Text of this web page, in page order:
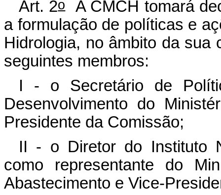
Art. 2oA CMCH tomará
a formulação de políticas e
Hidrologia, no âmbito da sua
seguintes membros:
I - o Secretário de
Desenvolvimento do
Presidente da Comissão;
II - o Diretor do Instituto
como representante do
Abastecimento e Vice-